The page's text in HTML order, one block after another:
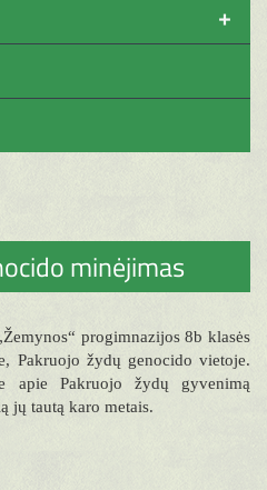
+
minėjimas
progimnazijos 8b klasės
Pakruojo žydų genocido vietoje.
apie Pakruojo žydų gyvenimą
jų tautą karo metais.